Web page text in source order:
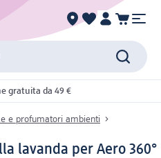
gratuita da 49 €
e profumatori ambienti
lavanda per Aero 360°